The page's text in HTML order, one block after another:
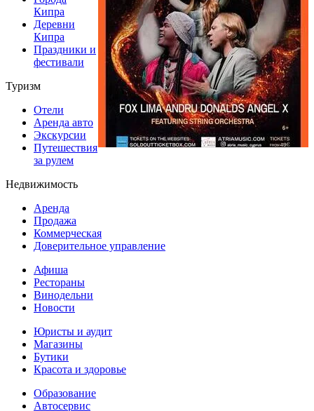
Кипра
Деревни
Кипра
Праздники и
фестивали
Туризм
Отели
Аренда авто
Экскурсии
Путешествия
за рулем
Недвижимость
Аренда
Продажа
Коммерческая
Доверительное управление
Афиша
Рестораны
Винодельни
Новости
Юристы и аудит
Магазины
Бутики
Красота и здоровье
Образование
Автосервис